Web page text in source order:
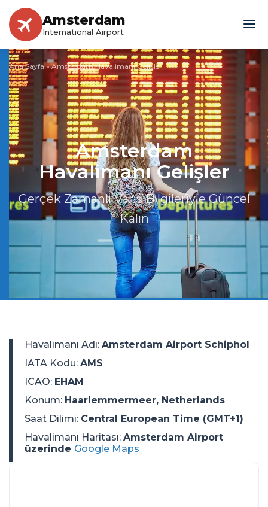
Amsterdam
International Airport
Ana Sayfa»Amsterdam Havalimanı Gelişler
Amsterdam
Havalimanı Gelişler
Gerçek Zamanlı Varış Bilgileriyle Güncel
Kalın
Havalimanı Adı: Amsterdam Airport Schiphol
IATA Kodu: AMS
ICAO: EHAM
Konum: Haarlemmermeer, Netherlands
Saat Dilimi: Central European Time (GMT+1)
Havalimanı Haritası: Amsterdam Airport
üzerinde Google Maps